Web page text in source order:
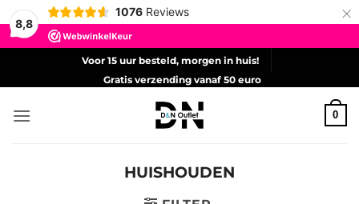
8,8
1076 Reviews ×
Voor 15 uur besteld, morgen in huis!
Gratis verzending vanaf 50 euro
0
HUISHOUDEN